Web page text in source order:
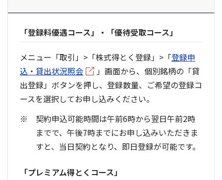
「登録料優遇コース」・「優待受取コース」
メニュー「取引」>「株式得とく登録」>「登録申
込・貸出状況照会
」画面から、個別銘柄の「貸
出登録」ボタンを押し、登録数量、ご希望の登録コ
ースを選択してお申し込みください。
契約申込可能時間は午前6時から翌日午前2時
までで、午後7時までにお申し込みいただきま
すと、当日契約となり、即日登録が可能です。
「プレミアム得とくコース」